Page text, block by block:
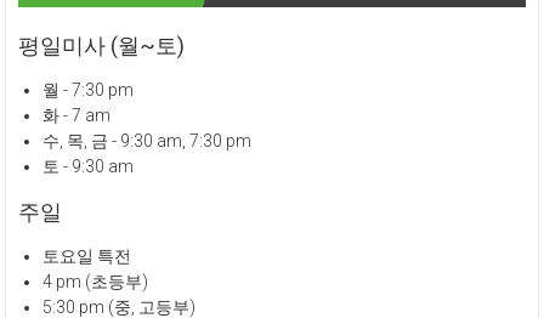
평일미사 (월~토)
월 - 7:30 pm
화 - 7 am
수, 목, 금 - 9:30 am, 7:30 pm
토 - 9:30 am
주일
토요일 특전
4 pm (초등부)
5:30 pm (중, 고등부)